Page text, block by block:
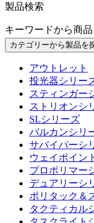
製品検索
キーワードから商
カテゴリーから製品を
アウトレット
投光器シリー
スティンガー
ストリオンシ
SLシリーズ
バルカンシリ
サバイバーシ
ウェイポイン
プロポリマー
デュアリーシ
ポリタック＆
タクティカル